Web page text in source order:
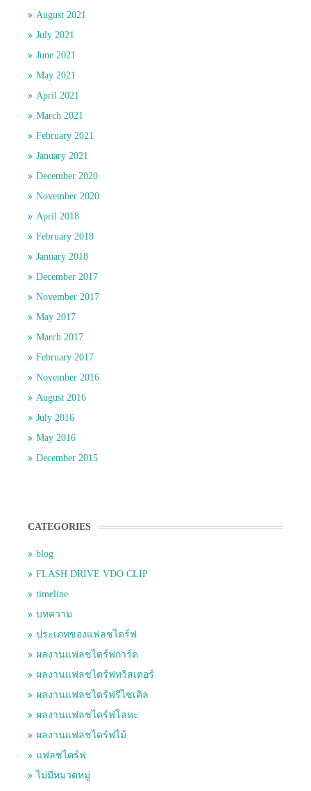
August 2021
July 2021
June 2021
May 2021
April 2021
March 2021
February 2021
January 2021
December 2020
November 2020
April 2018
February 2018
January 2018
December 2017
November 2017
May 2017
March 2017
February 2017
November 2016
August 2016
July 2016
May 2016
December 2015
CATEGORIES
blog
FLASH DRIVE VDO CLIP
timeline
บทความ
ประเภทของแฟลชไดร์ฟ
ผลงานแฟลชไดร์ฟการ์ด
ผลงานแฟลชไดร์ฟทวิสเตอร์
ผลงานแฟลชไดร์ฟรีไซเคิล
ผลงานแฟลชไดร์ฟโลหะ
ผลงานแฟลชไดร์ฟไม้
แฟลชไดร์ฟ
ไม่มีหมวดหมู่